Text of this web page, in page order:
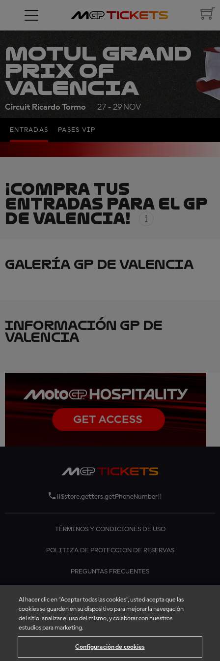
MOTUL GRAND
PRIX OF
VALENCIA
Circuit Ricardo Tormo 27 - 29 NOV
ENTRADAS PASES VIP
¡COMPRA TUS
ENTRADAS PARA EL GP
DE VALENCIA!
GALERÍA GP DE VALENCIA
INFORMACIÓN GP DE
VALENCIA
[[$store.getters.getPhoneNumber]]
TÉRMINOS Y CONDICIONES DE USO
POLITIZA DE PROTECCION DE RESERVAS
PREGUNTAS FRECUENTES
Al hacer clic en “Aceptar todas las cookies”, usted acepta que las
cookies se guarden en su dispositivo para mejorar la navegación
del sitio, analizar el uso del mismo, y colaborar con nuestros
estudios para marketing.
Configuración de cookies